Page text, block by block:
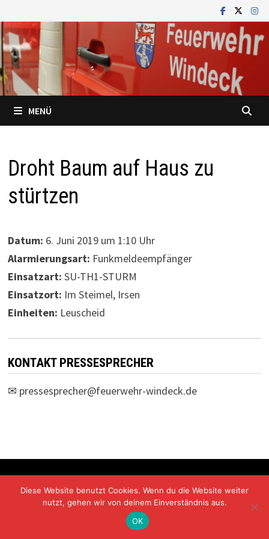
Inhalt
springen
MENÜ
Droht Baum auf Haus zu
stürtzen
Datum: 6. Juni 2019 um 1:10 Uhr
Alarmierungsart: Funkmeldeempfänger
Einsatzart: SU-TH1-STURM
Einsatzort: Im Steimel, Irsen
Einheiten: Leuscheid
KONTAKT PRESSESPRECHER
✉ pressesprecher@feuerwehr-windeck.de
Freiwillige Feuerwehr Windeck Mit Stolz präsentiert von
WordPressundBam.
Diese Website benutzt Cookies. Wenn du die Website weiter
nutzt, gehen wir von deinem Einverständnis aus.
OK